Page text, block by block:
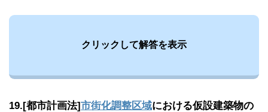
クリックして解答を表示
19.[都市計画法]市街化調整区域における仮設建築物の